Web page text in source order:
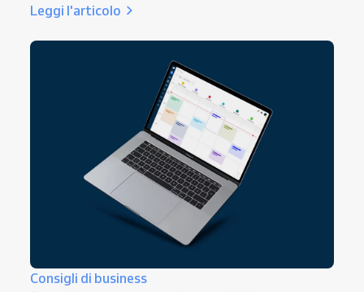
Leggi l'articolo
Consigli di business